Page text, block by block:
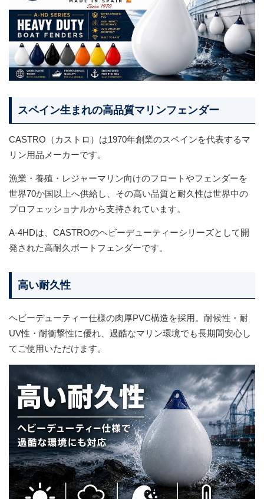
スペイン生まれの高品質マリンフェンダー
CASTRO（カストロ）は1970年創業のスペインを代表するマ
リン用品メーカーです。
漁業・養殖・レジャーマリン向けのフロートやフェンダーを
世界70か国以上へ供給し、その高い品質と耐久性は世界中の
プロフェッショナルから支持されています。
A-4HDは、CASTROのヘビーデューティーシリーズとして開
発された高耐久ボートフェンダーです。
高い耐久性
ヘビーデューティー仕様の肉厚PVC構造を採用。耐候性・耐
UV性・耐衝撃性に優れ、過酷なマリン環境でも長期間安心し
てご使用いただけます。